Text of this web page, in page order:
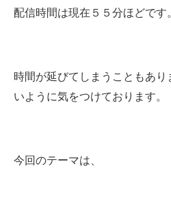
配信時間は現在５５分ほどです
時間が延びてしまうこともあ
いように気をつけております。
今回のテーマは、